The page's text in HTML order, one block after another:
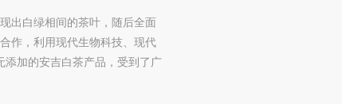
出白绿相间的茶叶，随后全面
作，利用现代生物科技、现代
加的安吉白茶产品，受到了广